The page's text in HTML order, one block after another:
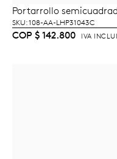
Portarrollo
SKU: 108-AA-LHP31043C
COP $ 142.800 IVA